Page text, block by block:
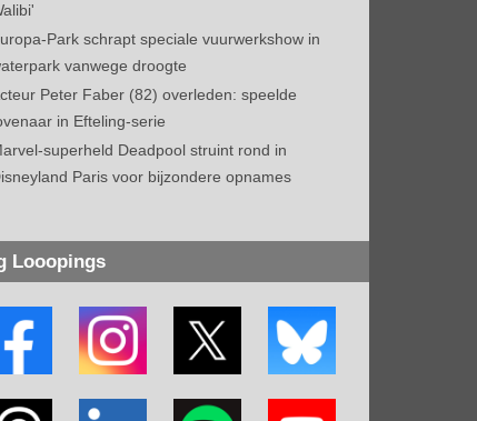
Park schrapt speciale vuurwerkshow in
vanwege droogte
Peter Faber (82) overleden: speelde
in Efteling-serie
superheld Deadpool struint rond in
Paris voor bijzondere opnames
Looopings